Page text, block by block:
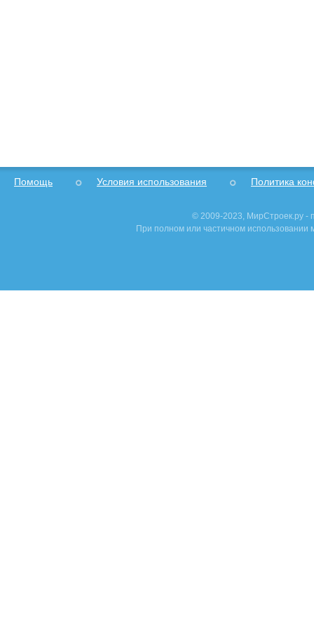
Помощь Условия использования Политика
© 2009-2023, МирСтроек.ру -
При полном или частичном использовании